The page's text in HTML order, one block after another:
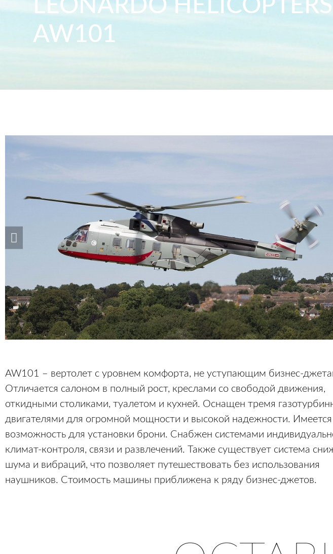
LEONARDO HELICOPTERS
AW101
AW101 – вертолет с уровнем комфорта, не уступающим бизнес-
Отличается салоном в полный рост, креслами со свободой движения,
откидными столиками, туалетом и кухней. Оснащен тремя
двигателями для огромной мощности и высокой надежности. Имеется
возможность для установки брони. Снабжен системами
климат-контроля, связи и развлечений. Также существует система
шума и вибраций, что позволяет путешествовать без использования
наушников. Стоимость машины приближена к ряду бизнес-джетов.